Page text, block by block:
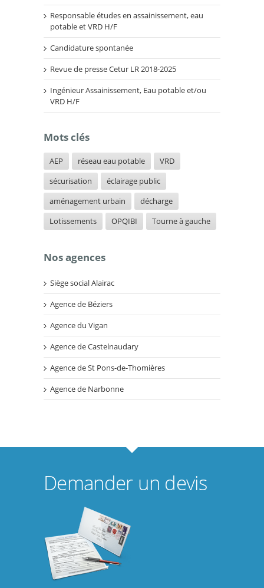
Responsable études en assainissement, eau
potable et VRD H/F
Candidature spontanée
Revue de presse Cetur LR 2018-2025
Ingénieur Assainissement, Eau potable et/ou
VRD H/F
Mots clés
AEP réseau eau potable
VRD
sécurisation
éclairage public
aménagement urbain
décharge
Lotissements
OPQIBI Tourne à gauche
Nos agences
Siège social Alairac
Agence de Béziers
Agence du Vigan
Agence de Castelnaudary
Agence de St Pons-de-Thomières
Agence de Narbonne
Demander un devis